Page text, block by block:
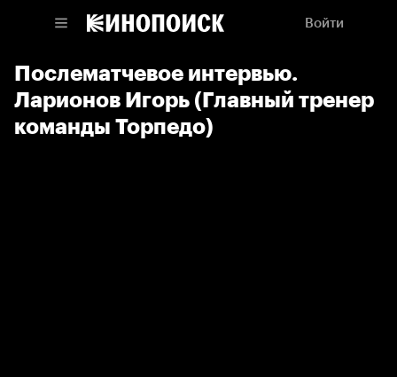
Войти
Послематчевое интервью.
Ларионов Игорь (Главный тренер
команды Торпедо)